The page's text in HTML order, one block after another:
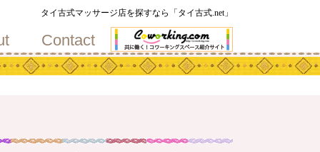
タイ古式マッサージ店を探すなら「タイ古式.net」
Contact